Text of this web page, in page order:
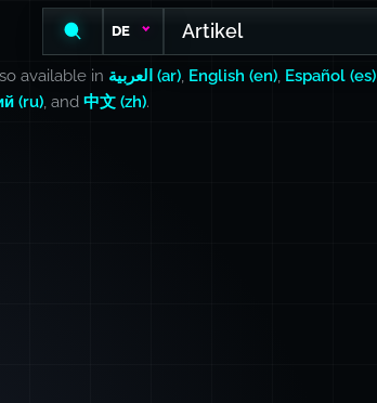
DE Artikel
available in العربية (ar) English (en) Español (es)
(ru) , and 中文 (zh).